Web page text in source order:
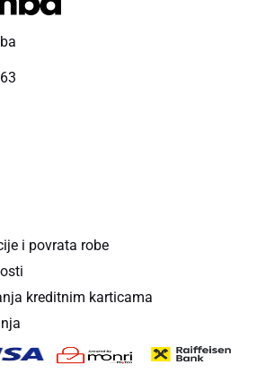
i povrata robe
kreditnim karticama